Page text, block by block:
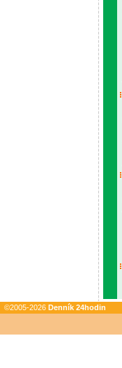
©2005-2026 Denník 24hodin